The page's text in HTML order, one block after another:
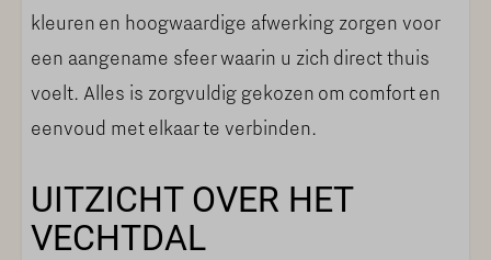
SANITAIR
Apart toilet
Aparte luxe badkamer
Wastafelmeubel
Toilet
kleuren en hoogwaardige afwerking zorgen voor
een aangename sfeer waarin u zich direct thuis
voelt. Alles is zorgvuldig gekozen om comfort en
eenvoud met elkaar te verbinden.
UITZICHT OVER HET
VECHTDAL